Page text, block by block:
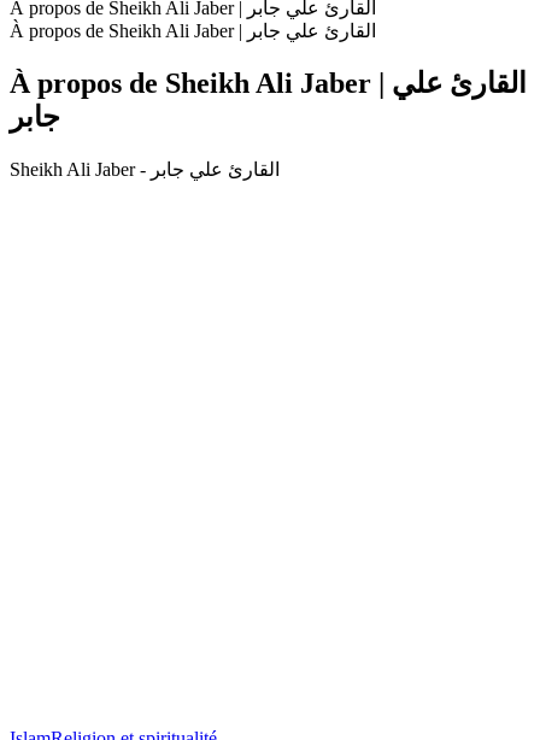
À propos de Sheikh Ali Jaber | القارئ علي جابر
À propos de Sheikh Ali Jaber | القارئ علي جابر
À propos de Sheikh Ali Jaber | القارئ علي
جابر
Sheikh Ali Jaber - القارئ علي جابر